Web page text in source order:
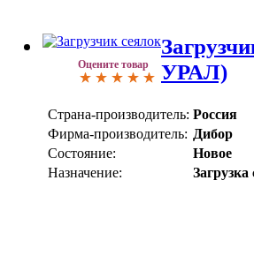
Оцените товар
УРАЛ)
Страна-производитель: Россия
Фирма-производитель: Дибор
Состояние:
Новое
Назначение: